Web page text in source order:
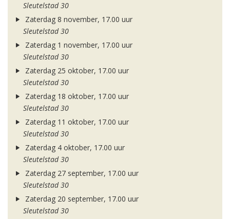
Sleutelstad 30
Zaterdag 8 november, 17.00 uur
Sleutelstad 30
Zaterdag 1 november, 17.00 uur
Sleutelstad 30
Zaterdag 25 oktober, 17.00 uur
Sleutelstad 30
Zaterdag 18 oktober, 17.00 uur
Sleutelstad 30
Zaterdag 11 oktober, 17.00 uur
Sleutelstad 30
Zaterdag 4 oktober, 17.00 uur
Sleutelstad 30
Zaterdag 27 september, 17.00 uur
Sleutelstad 30
Zaterdag 20 september, 17.00 uur
Sleutelstad 30